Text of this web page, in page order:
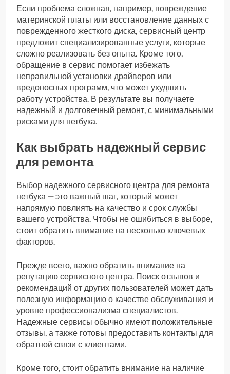
Если проблема сложная, например, повреждение
материнской платы или восстановление данных с
поврежденного жесткого диска, сервисный центр
предложит специализированные услуги, которые
сложно реализовать без опыта. Кроме того,
обращение в сервис помогает избежать
неправильной установки драйверов или
вредоносных программ, что может ухудшить
работу устройства. В результате вы получаете
надежный и долговечный ремонт, с минимальными
рисками для нетбука.
Как выбрать надежный сервис
для ремонта
Выбор надежного сервисного центра для ремонта
нетбука — это важный шаг, который может
напрямую повлиять на качество и срок службы
вашего устройства. Чтобы не ошибиться в выборе,
стоит обратить внимание на несколько ключевых
факторов.
Прежде всего, важно обратить внимание на
репутацию сервисного центра. Поиск отзывов и
рекомендаций от других пользователей может дать
полезную информацию о качестве обслуживания и
уровне профессионализма специалистов.
Надежные сервисы обычно имеют положительные
отзывы, а также готовы предоставить контакты для
обратной связи с клиентами.
Кроме того, стоит обратить внимание на наличие